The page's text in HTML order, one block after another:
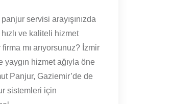
servisi arayışınızda
ve kaliteli hizmet
mı arıyorsunuz? İzmir
yaygın hizmet ağıyla öne
Panjur, Gaziemir’de de
sistemleri için